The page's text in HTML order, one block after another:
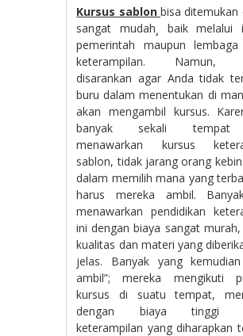
Kursus sablon bisa ditemukan
sangat mudah¸ baik melalui
pemerintah maupun lembaga
keterampilan. Namun,
disarankan agar Anda tidak
buru dalam menentukan di
akan mengambil kursus.
banyak sekali tempat
menawarkan kursus
sablon, tidak jarang orang
dalam memilih mana yang
harus mereka ambil.
menawarkan pendidikan
ini dengan biaya sangat
kualitas dan materi yang
jelas. Banyak yang kemudian
ambil”; mereka mengikuti
kursus di suatu tempat,
dengan biaya tinggi
keterampilan yang diharapkan